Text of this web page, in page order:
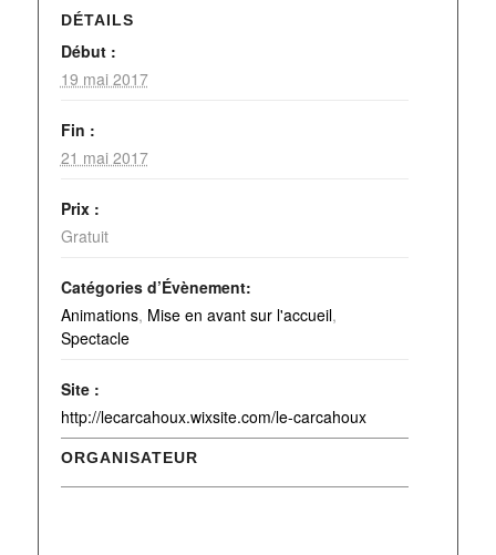
DÉTAILS
Début :
19 mai 2017
Fin :
21 mai 2017
Prix :
Gratuit
Catégories d’Évènement:
Animations, Mise en avant sur l'accueil,
Spectacle
Site :
http://lecarcahoux.wixsite.com/le-carcahoux
ORGANISATEUR